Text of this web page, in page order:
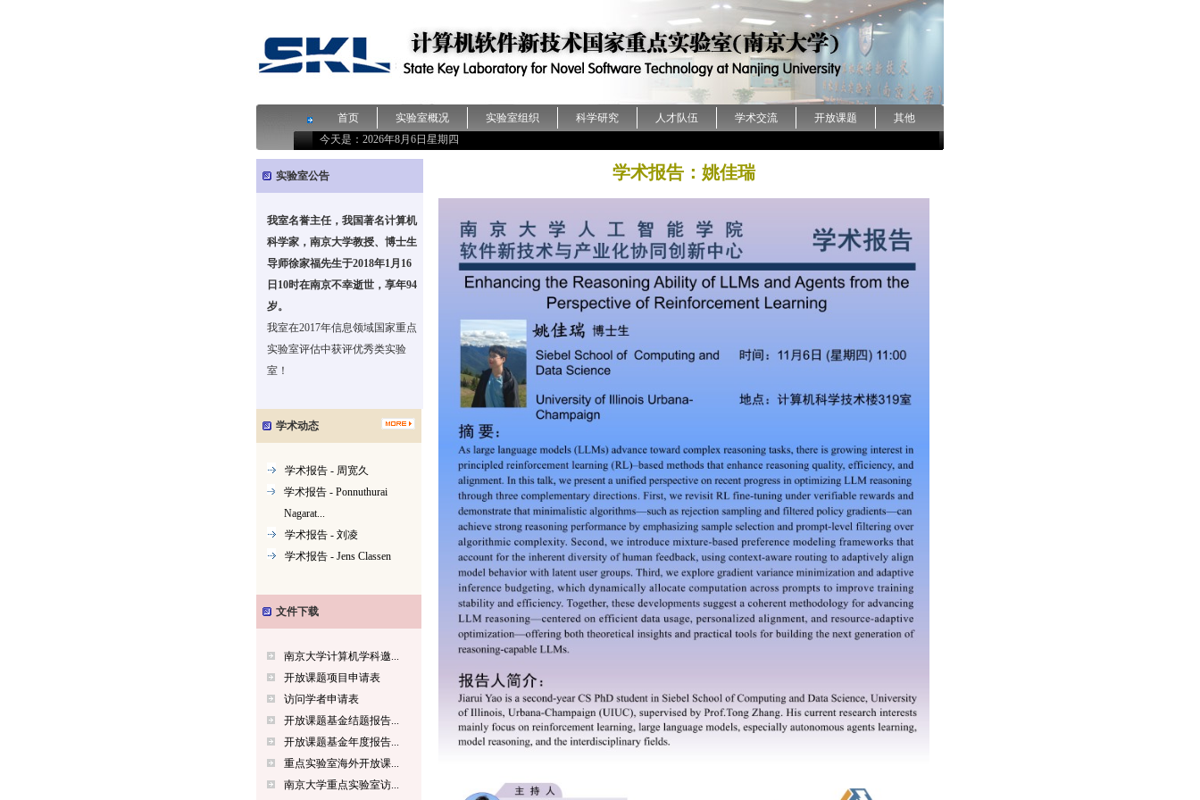
首页 实验室概况 实验室组织 科学研究 人才队伍 学术交流 开放课题
其他
今天是： 2026年8月6日星期四
实验室公告
我室名誉主任，我国著名计算机
科学家，南京大学教授、博士生
导师徐家福先生于2018年1月16
日10时在南京不幸逝世，享年94
岁。
我室在2017年信息领域国家重点
实验室评估中获评优秀类实验
室！
学术动态
学术报告 - 周宽久
学术报告 - Ponnuthurai
Nagarat...
学术报告 - 刘凌
学术报告 - Jens Classen
文件下载
南京大学计算机学科邀...
开放课题项目申请表
访问学者申请表
开放课题基金结题报告...
开放课题基金年度报告...
重点实验室海外开放课...
南京大学重点实验室访...
学术报告：姚佳瑞